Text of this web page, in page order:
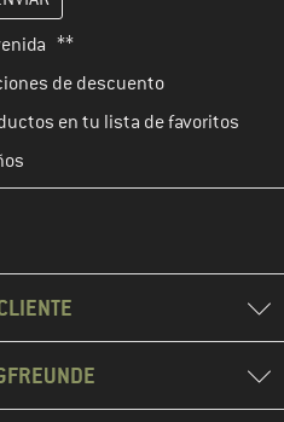
**
de descuento
en tu lista de favoritos